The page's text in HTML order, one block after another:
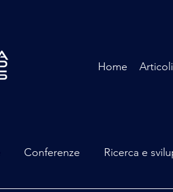
Home Articoli
Conferenze Ricerca e